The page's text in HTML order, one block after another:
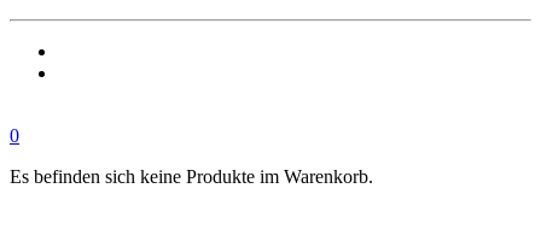
0
Es befinden sich keine Produkte im Warenkorb.